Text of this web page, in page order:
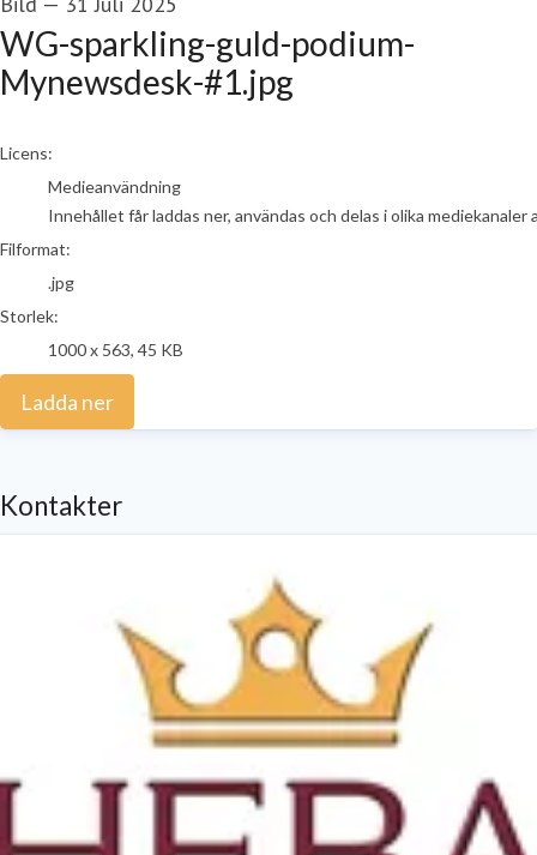
WG-sparkling-guld-podium-
Mynewsdesk-#1.jpg
go to media item
Licens:
Medieanvändning
Innehållet får laddas ner, användas och delas i olika
Filformat:
.jpg
Storlek:
1000 x 563, 45 KB
Ladda ner
Kontakter